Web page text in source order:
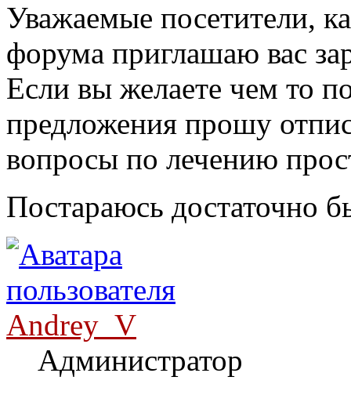
Уважаемые посетители,
форума приглашаю вас
Если вы желаете чем то
предложения прошу
вопросы по лечению
Постараюсь достаточно
Andrey_V
Администратор